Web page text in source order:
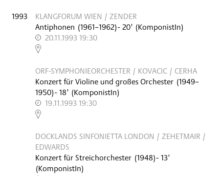
1993
KLANGFORUM WIEN / ZENDER
Antiphonen (1961–1962)- 20' (KomponistIn)
20.11.1993 19:30
,
ORF-SYMPHONIEORCHESTER / KOVACIC / CERHA
Konzert für Violine und großes Orchester (1949–
1950)- 18' (KomponistIn)
19.11.1993 19:30
,
DOCKLANDS SINFONIETTA LONDON / ZEHETMAIR /
EDWARDS
Konzert für Streichorchester (1948)- 13'
(KomponistIn)